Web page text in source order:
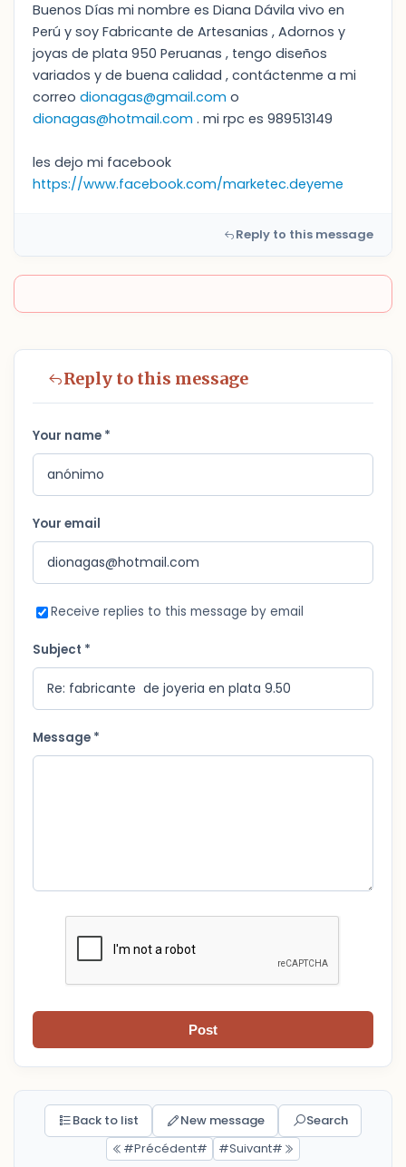
Buenos Días mi nombre es Diana Dávila vivo en
Perú y soy Fabricante de Artesanias , Adornos y
joyas de plata 950 Peruanas , tengo diseños
variados y de buena calidad , contáctenme a mi
correo dionagas@gmail.com o
dionagas@hotmail.com . mi rpc es 989513149
les dejo mi facebook
https://www.facebook.com/marketec.deyeme
Reply to this message
Reply to this message
Your name *
Your email
Receive replies to this message by email
Subject *
Message *
Post
Back to list New message
Search
#Précédent#
#Suivant#